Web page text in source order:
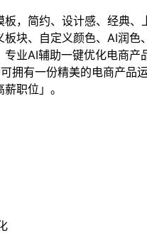
，简约、设计感、经典、
块、自定义颜色、AI润色
业AI辅助一键优化电商产
拥有一份精美的电商产品
职位」。